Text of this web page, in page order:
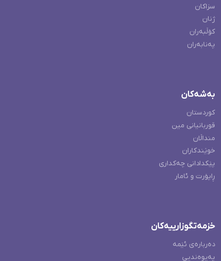
سزاکان
ژنان
کۆڵبەران
پەنابەران
بەشەکان
کوردستان
قوربانیانی مین
منداڵان
خوێندکاران
پێکدادانی چەکداری
ڕاپۆرت و ئامار
خزمەتگوزارییەکان
دەربارەی ئێمە
پەیوەندیی